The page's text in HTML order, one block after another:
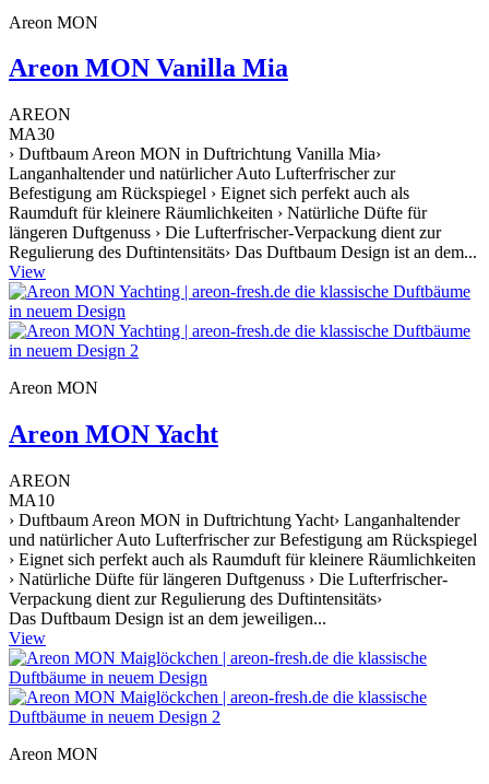
Areon MON
Areon MON Vanilla Mia
AREON
MA30
› Duftbaum Areon MON in Duftrichtung Vanilla Mia›
Langanhaltender und natürlicher Auto Lufterfrischer zur
Befestigung am Rückspiegel › Eignet sich perfekt auch als
Raumduft für kleinere Räumlichkeiten › Natürliche Düfte für
längeren Duftgenuss › Die Lufterfrischer-Verpackung dient zur
Regulierung des Duftintensitäts› Das Duftbaum Design ist an dem...
View
Areon MON
Areon MON Yacht
AREON
MA10
› Duftbaum Areon MON in Duftrichtung Yacht› Langanhaltender
und natürlicher Auto Lufterfrischer zur Befestigung am Rückspiegel
› Eignet sich perfekt auch als Raumduft für kleinere Räumlichkeiten
› Natürliche Düfte für längeren Duftgenuss › Die Lufterfrischer-
Verpackung dient zur Regulierung des Duftintensitäts›
Das Duftbaum Design ist an dem jeweiligen...
View
Areon MON